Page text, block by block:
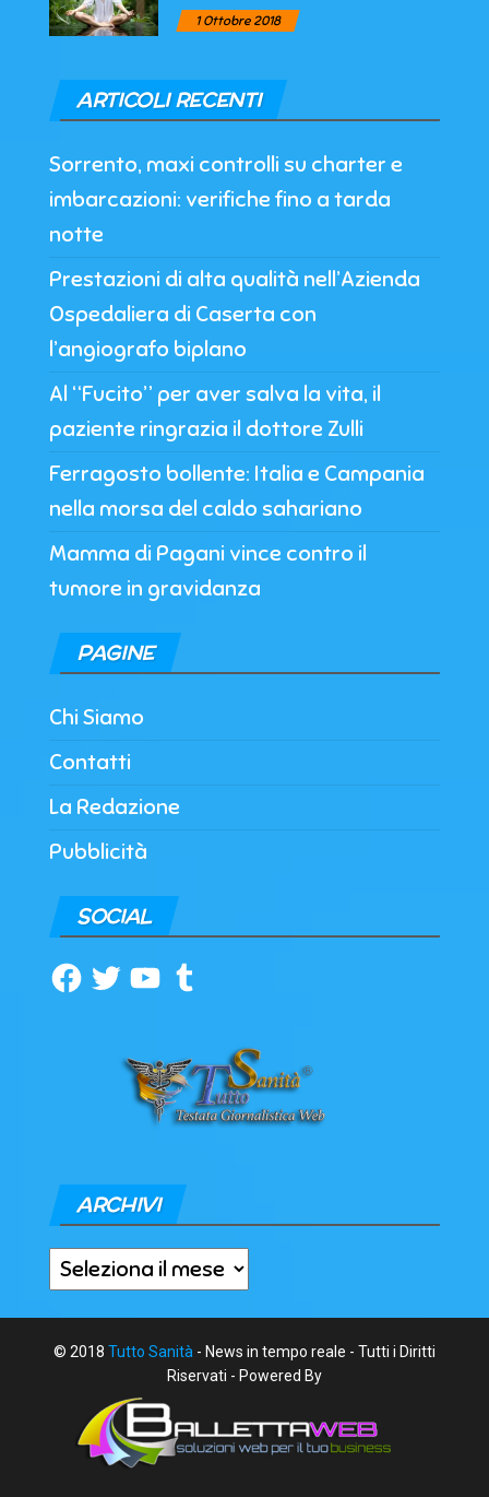
1 Ottobre 2018
ARTICOLI RECENTI
Sorrento, maxi controlli su charter e
imbarcazioni: verifiche fino a tarda
notte
Prestazioni di alta qualità nell’Azienda
Ospedaliera di Caserta con
l’angiografo biplano
Al “Fucito” per aver salva la vita, il
paziente ringrazia il dottore Zulli
Ferragosto bollente: Italia e Campania
nella morsa del caldo sahariano
Mamma di Pagani vince contro il
tumore in gravidanza
PAGINE
Chi Siamo
Contatti
La Redazione
Pubblicità
SOCIAL
Facebook
TwitterYouTubeTumblr
ARCHIVI
Archivi
© 2018 Tutto Sanità - News in tempo reale - Tutti i Diritti
Riservati - Powered By